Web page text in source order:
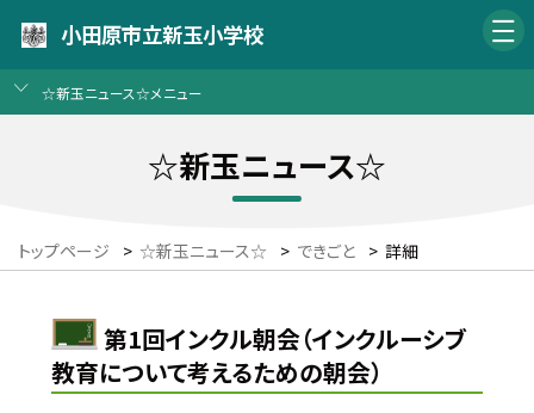
小田原市立新玉小学校
☆新玉ニュース☆メニュー
☆新玉ニュース☆
トップページ > ☆新玉ニュース☆ > できごと > 詳細
第1回インクル朝会（インクルーシブ
教育について考えるための朝会）